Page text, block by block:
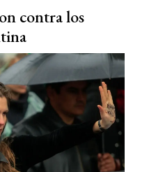
contra los